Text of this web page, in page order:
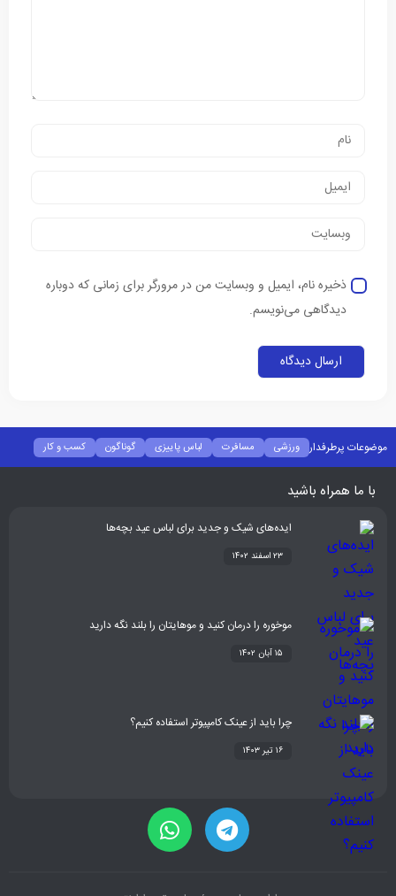
ذخیره نام، ایمیل و وبسایت من در مرورگر برای زمانی که دوباره
دیدگاهی می‌نویسم.
موضوعات پرطرفدار ورزشی مسافرت لباس پاییزی گوناگون
کسب و کار
فشن
غذا و نوشیدنی شیوه زندگی سلامتی تکنولوژی اخبار شرکت ها
با ما همراه باشید
ایده‌های شیک و جدید برای لباس عید بچه‌ها
۲۳ اسفند ۱۴۰۲
موخوره را درمان کنید و موهایتان را بلند نگه دارید
۱۵ آبان ۱۴۰۲
چرا باید از عینک کامپیوتر استفاده کنیم؟
۱۶ تیر ۱۴۰۳